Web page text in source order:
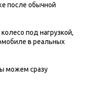
после обычной
под нагрузкой,
в реальных
можем сразу